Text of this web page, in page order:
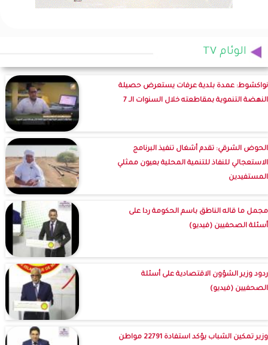
الوئام TV
نواكشوط: عمدة بلدية عرفات يستعرض حصيلة
النهضة التنموية بمقاطعته خلال السنوات الـ 7
الحوض الشرقي: تقدم أشغال تنفيذ البرنامج
الاستعجالي للنفاذ للتنمية المحلية بعيون ممثلي
المستفيدين
مجمل ما قاله الناطق باسم الحكومة ردا على
أسئلة الصحفيين (فيديو)
ردود وزير الشؤون الاقتصادية على أسئلة
الصحفيين (فيديو)
وزير تمكين الشباب يؤكد استفادة 22791 مواطن